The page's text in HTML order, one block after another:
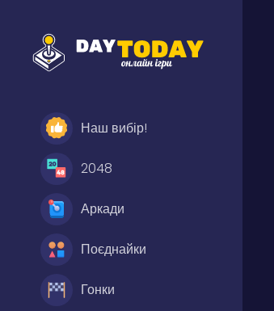
Наш вибір!
2048
Аркади
Поєднайки
Гонки